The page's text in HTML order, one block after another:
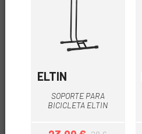
ELTIN
SOPORTE PARA
BICICLETA ELTIN